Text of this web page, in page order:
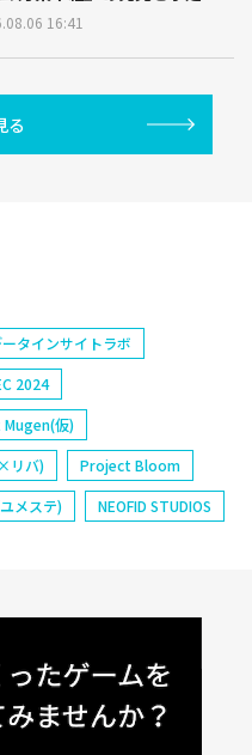
16:41
る
タインサイトラボ
2024
仮)
リバ)
Project Bloom
メステ)
NEOFID STUDIOS